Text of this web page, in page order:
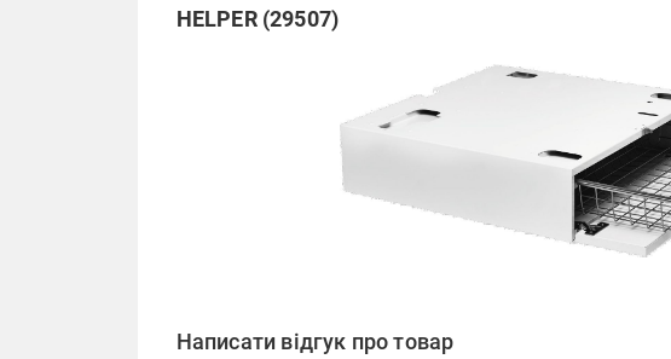
HELPER (29507)
Написати відгук про товар